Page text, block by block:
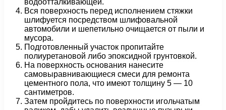
водоотталкивающей.
Вся поверхность перед исполнением стяжки
шлифуется посредством шлифовальной
автомобили и шепетильно очищается от пыли и
мусора.
Подготовленный участок пропитайте
полиуретановой либо эпоксидной грунтовкой.
На поверхность основания нанесите
самовыравнивающиеся смеси для ремонта
цементного пола, что имеют толщину 5 — 10
сантиметров.
Затем пройдитесь по поверхности игольчатым